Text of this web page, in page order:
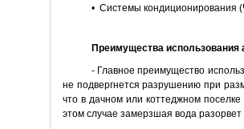
• Системы кондиционирования
Преимущества использования
- Главное преимущество
не подвергнется разрушению при
что в дачном или коттеджном
этом случае замерзшая вода